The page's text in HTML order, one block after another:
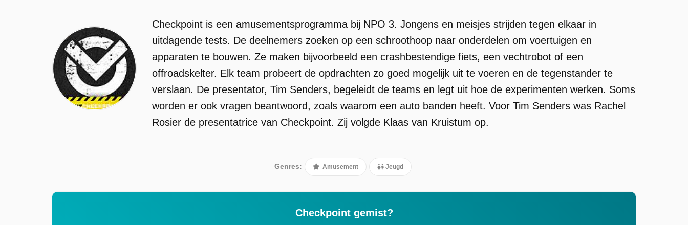
Checkpoint is een amusementsprogramma bij NPO 3. Jongens en meisjes strijden tegen elkaar in
uitdagende tests. De deelnemers zoeken op een schroothoop naar onderdelen om voertuigen en
apparaten te bouwen. Ze maken bijvoorbeeld een crashbestendige fiets, een vechtrobot of een
offroadskelter. Elk team probeert de opdrachten zo goed mogelijk uit te voeren en de tegenstander te
verslaan. De presentator, Tim Senders, begeleidt de teams en legt uit hoe de experimenten werken. Soms
worden er ook vragen beantwoord, zoals waarom een auto banden heeft. Voor Tim Senders was Rachel
Rosier de presentatrice van Checkpoint. Zij volgde Klaas van Kruistum op.
Genres: Amusement Jeugd
Checkpoint gemist?